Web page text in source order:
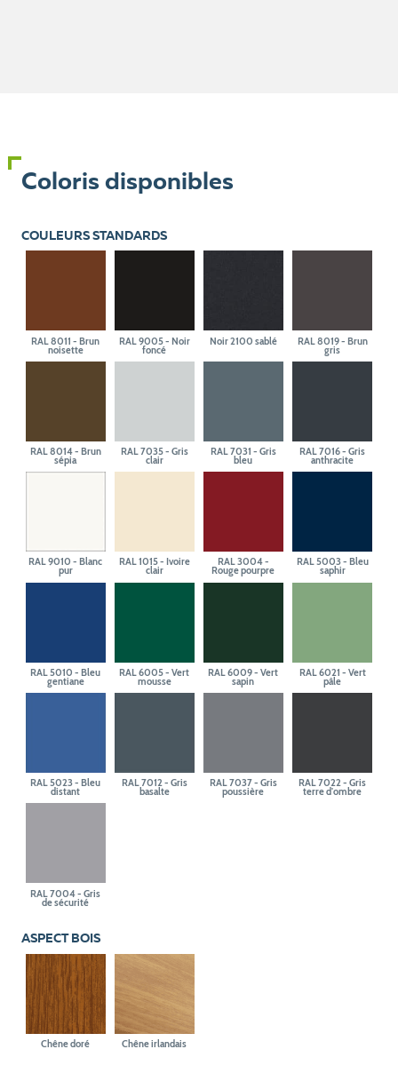
Coloris disponibles
COULEURS STANDARDS
RAL 8011 - Brun
noisette
RAL 9005 - Noir
foncé
Noir 2100 sablé RAL 8019 - Brun
gris
RAL 8014 - Brun
sépia
RAL 7035 - Gris
clair
RAL 7031 - Gris
bleu
RAL 7016 - Gris
anthracite
RAL 9010 - Blanc
pur
RAL 1015 - Ivoire
clair
RAL 3004 -
Rouge pourpre
RAL 5003 - Bleu
saphir
RAL 5010 - Bleu
gentiane
RAL 6005 - Vert
mousse
RAL 6009 - Vert
sapin
RAL 6021 - Vert
pâle
RAL 5023 - Bleu
distant
RAL 7012 - Gris
basalte
RAL 7037 - Gris
poussière
RAL 7022 - Gris
terre d'ombre
RAL 7004 - Gris
de sécurité
ASPECT BOIS
Chêne doré Chêne irlandais